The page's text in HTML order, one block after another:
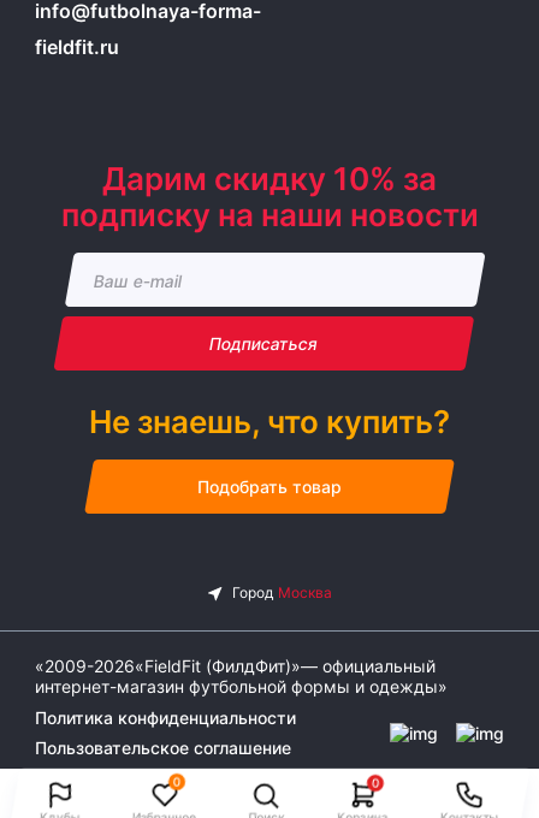
0 0
info@futbolnaya-forma-
fieldfit.ru
Дарим скидку 10% за
подписку на наши новости
Подписаться
Не знаешь, что купить?
Подобрать товар
«2009-2026«FieldFit (ФилдФит)»— официальный
интернет-магазин футбольной формы и одежды»
Политика конфиденциальности
Пользовательское соглашение